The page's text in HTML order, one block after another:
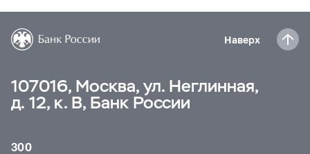
Наверх
107016, Москва, ул. Неглинная,
д. 12, к. В, Банк России
300